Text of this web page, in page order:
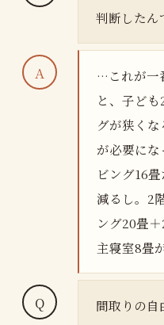
判断したん
…これが一
と、子ど
グが狭く
が必要に
ビング16
減るし。2
ング20畳
主寝室8畳
間取りの自